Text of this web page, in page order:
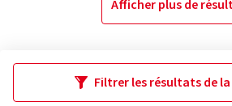
Afficher plus de
Filtrer les résultats de